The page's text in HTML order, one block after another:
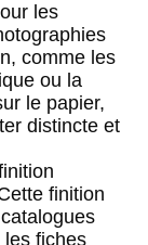
les
comme les
ou la
le papier,
distincte et
finition
les fiches